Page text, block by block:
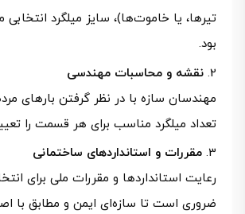
تیرها، یا خاموت‌ها)، سایز میلگرد
بود.
نقشه و محاسبات مهندسی
مهندسان سازه با در نظر گرفتن بارهای
تعداد میلگرد مناسب برای هر قسمت را
مقررات و استانداردهای ساختمانی
رعایت استانداردها و مقررات ملی برای
ضروری است تا سازه‌ای ایمن و مطابق با